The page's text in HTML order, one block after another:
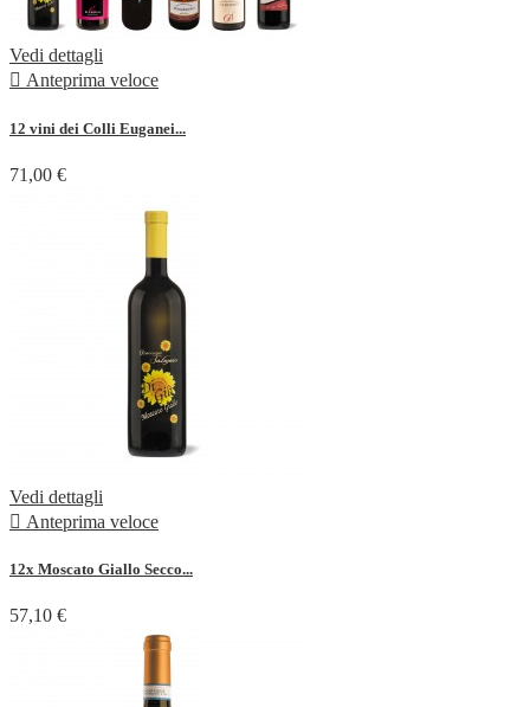
Vedi dettagli
 Anteprima veloce
12 vini dei Colli Euganei...
71,00 €
Vedi dettagli
 Anteprima veloce
12x Moscato Giallo Secco...
57,10 €